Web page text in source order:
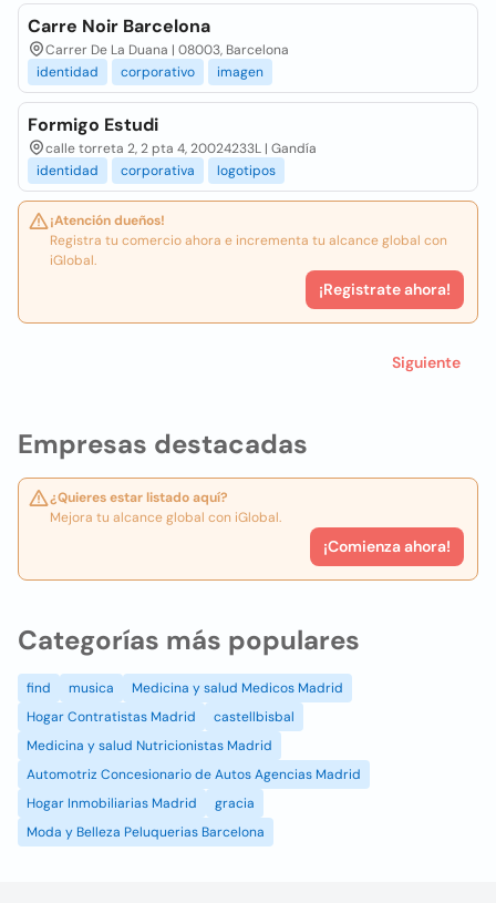
Empresas destacadas
¿Quieres estar listado aquí?
Mejora tu alcance global con iGlobal.
¡Comienza ahora!
Carre Noir Barcelona
Carrer De La Duana | 08003, Barcelona
identidad
corporativo imagen
Formigo Estudi
calle torreta 2, 2 pta 4, 20024233L | Gandía
identidad
corporativa logotipos
¡Atención dueños!
Registra tu comercio ahora e incrementa tu alcance global con
iGlobal.
¡Registrate ahora!
Siguiente
Categorías más populares
find musica
Medicina y salud Medicos Madrid
Hogar Contratistas Madrid
castellbisbal
Medicina y salud Nutricionistas Madrid
Automotriz Concesionario de Autos Agencias Madrid
Hogar Inmobiliarias Madrid
gracia
Moda y Belleza Peluquerias Barcelona